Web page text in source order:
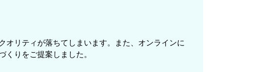
オリティが落ちてしまいます。また、オンラインに
りをご提案しました。